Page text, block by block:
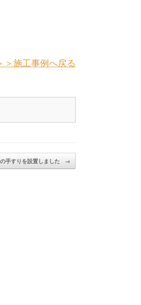
＞施工事例へ戻る
手すりを設置しました →